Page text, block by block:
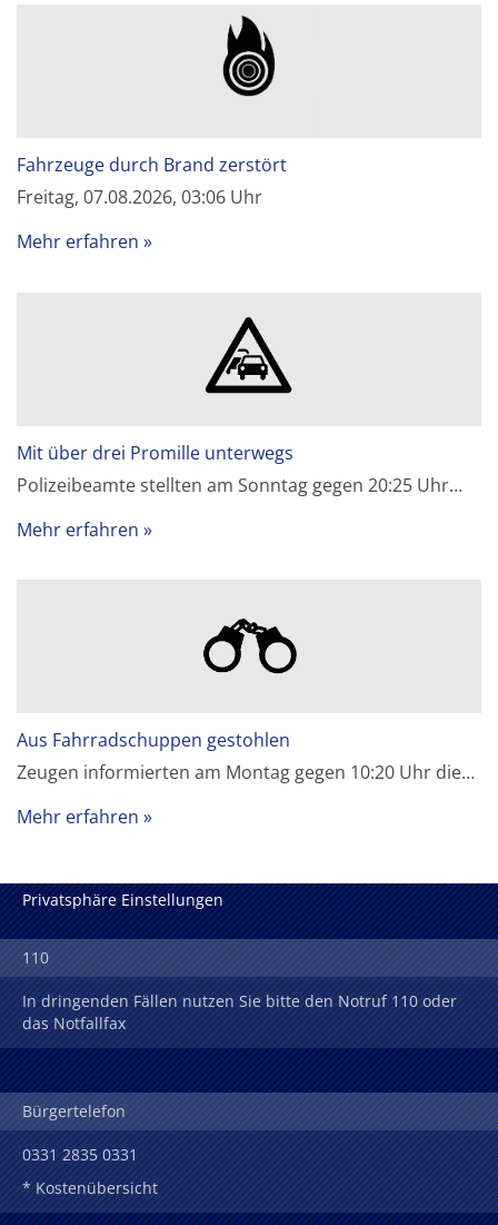
Fahrzeuge durch Brand zerstört
Freitag, 07.08.2026, 03:06 Uhr
Mehr erfahren
Mit über drei Promille unterwegs
Polizeibeamte stellten am Sonntag gegen 20:25 Uhr…
Mehr erfahren
Aus Fahrradschuppen gestohlen
Zeugen informierten am Montag gegen 10:20 Uhr die…
Mehr erfahren
Privatsphäre Einstellungen
110
In dringenden Fällen nutzen Sie bitte den Notruf 110 oder
das Notfallfax
Bürgertelefon
0331 2835 0331
* Kostenübersicht